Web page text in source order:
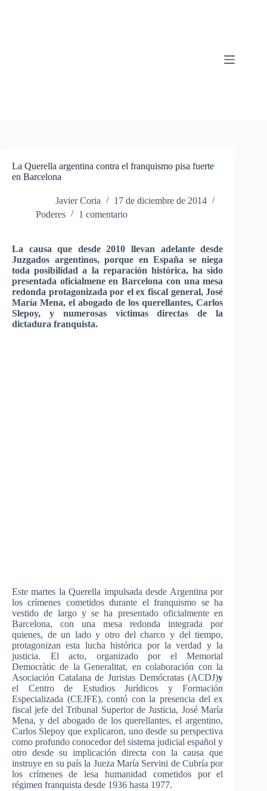
La Querella argentina contra el franquismo pisa fuerte
en Barcelona
Javier Coria
17 de diciembre de 2014
Poderes
1 comentario
La causa que desde 2010 llevan adelante desde
Juzgados argentinos, porque en España se niega
toda posibilidad a la reparación histórica, ha sido
presentada oficialmene en Barcelona con una mesa
redonda protagonizada por el ex fiscal general, José
María Mena, el abogado de los querellantes, Carlos
Slepoy, y numerosas víctimas directas de la
dictadura franquista.
Este martes la Querella impulsada desde Argentina por
los crímenes cometidos durante el franquismo se ha
vestido de largo y se ha presentado oficialmente en
Barcelona, con una mesa redonda integrada por
quienes, de un lado y otro del charco y del tiempo,
protagonizan esta lucha histórica por la verdad y la
justicia. El acto, organizado porel Memorial
Democràtic de laGeneralitat, encolaboración con la
Asociación Catalana de Juristas Demócratas(ACDJ)y
el Centro de Estudios Jurídicos yFormación
Especializada (CEJFE),contó con lapresencia del ex
fiscaljefe del Tribunal Superior deJusticia, José María
Mena, y del abogadode losquerellantes, elargentino,
Carlos Slepoy que explicaron, uno desde su perspectiva
como profundo conocedordelsistema judicialespañol y
otro desde su implicación directa con lacausa
que
instruye en su paísla Jueza María Servini de Cubría por
los crímenesdelesa humanidad cometidos porel
régimen franquista desde 1936 hasta 1977.